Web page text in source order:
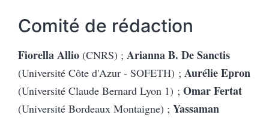
Comité de rédaction
Fiorella Allio (CNRS) ; Arianna B. De Sanctis
(Université Côte d'Azur - SOFETH) ; Aurélie Epron
(Université Claude Bernard Lyon 1) ; Omar Fertat
(Université Bordeaux Montaigne) ; Yassaman